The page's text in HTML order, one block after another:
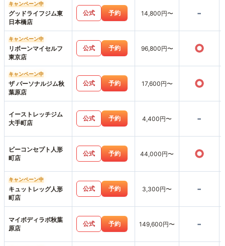
キャンペーン中
グッドライフジム東
日本橋店
公式 予約 14,800円〜 -
キャンペーン中
リボーンマイセルフ
東京店
公式 予約 96,800円〜 ○
キャンペーン中
ザ パーソナルジム秋
葉原店
公式 予約 17,600円〜 ○
イーストレッチジム
大手町店
公式 予約 4,400円〜 -
ビーコンセプト人形
町店
公式 予約 44,000円〜 ○
キャンペーン中
キュットレッグ人形
町店
公式 予約 3,300円〜 -
マイボディラボ秋葉
原店
公式 予約 149,600円〜 -